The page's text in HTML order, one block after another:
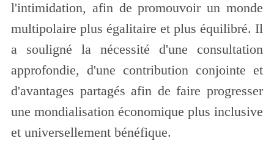
l'intimidation, afin de promouvoir un monde
multipolaire plus égalitaire et plus équilibré. Il
a souligné la nécessité d'une consultation
approfondie, d'une contribution conjointe et
d'avantages partagés afin de faire progresser
une mondialisation économique plus inclusive
et universellement bénéfique.